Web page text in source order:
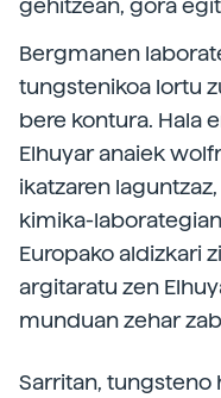
gehitzean, gora
Bergmanen
tungstenikoa lortu
bere kontura. Hala
Elhuyar anaiek
ikatzaren
kimika-
Europako aldizkari
argitaratu zen
munduan zehar
Sarritan, tungsteno